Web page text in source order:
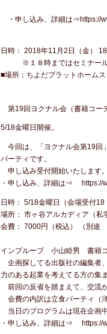
・申し込み、詳細は⇒https://
日時： 2018年11月2日（金）
※１８時まではセミナールー
■場所；ちよだプラットホーム
第19回ヨクナル会（書籍コー
5/18金曜日開催。
今回は、「ヨクナル会第19回
パーティです。
申し込み受付開始いたします
・申し込み、詳細は⇒ https://
日時： 5/18金曜日（会場受付
場所： 市ヶ谷アルカディア（私
会費： 7000円（税込） （別
インプルーブ 小山睦男 書籍コ
企画探してる出版社の編集者
力のある起業を考えてる方の
前回の反省を踏まえて、交流
会費の内訳は立食パーティ（
当日のプログラムは現在企画
・申し込み、詳細は⇒ https://